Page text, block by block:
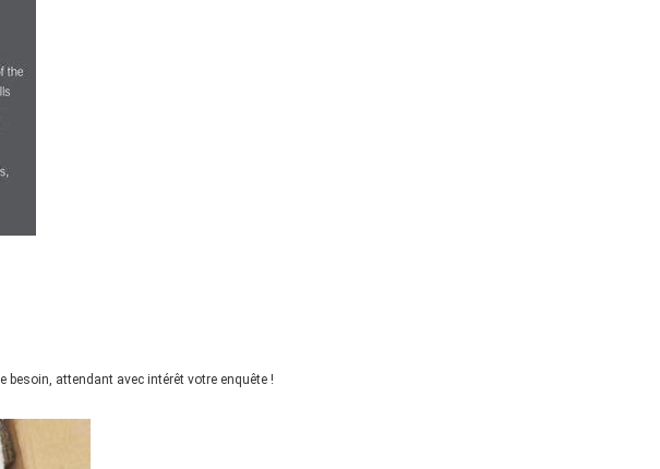
attendant avec intérêt votre enquête !